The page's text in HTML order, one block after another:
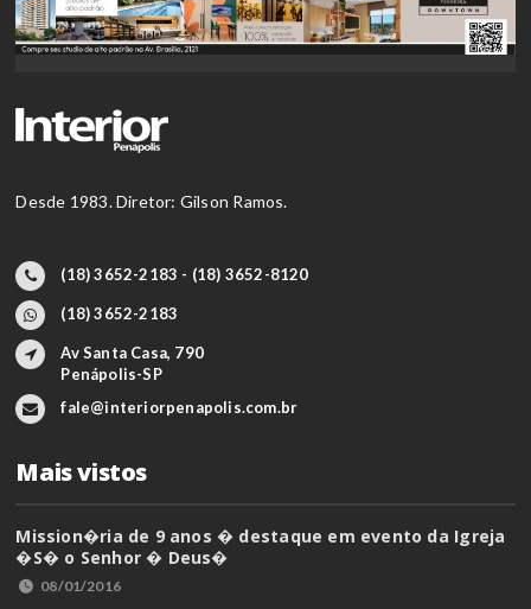
Desde 1983. Diretor: Gilson Ramos.
(18) 3652-2183 - (18) 3652-8120
(18) 3652-2183
Av Santa Casa, 790
Penápolis-SP
fale@interiorpenapolis.com.br
Mais vistos
Mission�ria de 9 anos � destaque em evento da Igreja
�S� o Senhor � Deus�
08/01/2016